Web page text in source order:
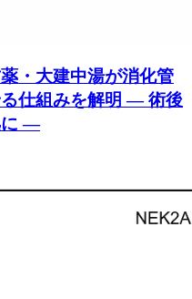
・大建中湯が消化管
仕組みを解明 ― 術後
に ―